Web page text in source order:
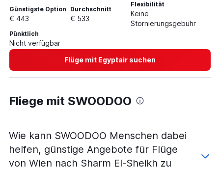
Günstigste Option
€ 443
Durchschnitt
€ 533
Flexibilität
Keine
Stornierungsgebühr
Pünktlich
Nicht verfügbar
Flüge mit Egyptair suchen
Fliege mit SWOODOO
Wie kann SWOODOO Menschen dabei
helfen, günstige Angebote für Flüge
von Wien nach Sharm El-Sheikh zu